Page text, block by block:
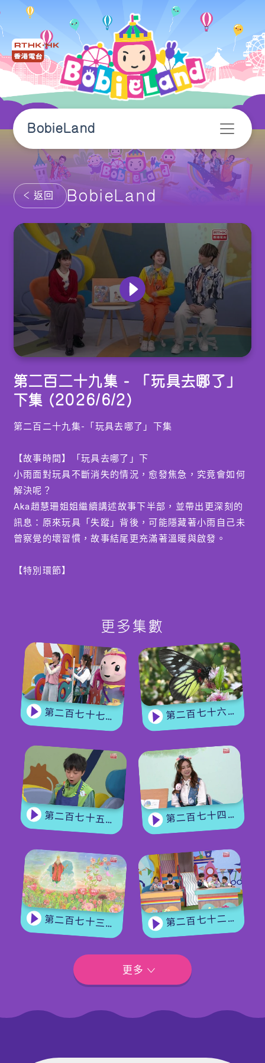
BobieLand
返回 BobieLand
of
0
seconds
第二百二十九集 - 「玩具去哪了」
下集 (2026/6/2)
第二百二十九集-「玩具去哪了」下集
【故事時間】「玩具去哪了」下
小雨面對玩具不斷消失的情況，愈發焦急，究竟會如何
解決呢？
Aka趙慧珊姐姐繼續講述故事下半部，並帶出更深刻的
訊息：原來玩具「失蹤」背後，可能隱藏著小雨自己未
曾察覺的壞習慣，故事結尾更充滿著溫暖與啟發。
【特別環節】
欣賞Aka甜美的歌聲，也可一睹Aka的美麗畫作。
BobieLand的觀眾可一同欣賞這首新歌《愛惜這地
球》，齊心為地球打氣。歌曲清新可愛，MV畫面充滿
童趣與環保元素，還有可愛的小隊長Mika 甜美演出，
想必讓小朋友深深愛上。
編導：蔡少傑
更多集數
第二百七十七集 - 【玩轉星期五】 蝴蝶變變變 第二百七十六集 - 【嘉賓來了】 蝴蝶專家
第二百七十五集 - 【手作Easy Job】 盆栽磨菇 【Yummy Time】仲夏蝴蝶粉 第二百七十四集 - 《花神的獎勵》下集
第二百七十三集 - 《花神的獎勵》上集 第二百七十二集 - 【玩轉星期五】眼力大挑戰
更多